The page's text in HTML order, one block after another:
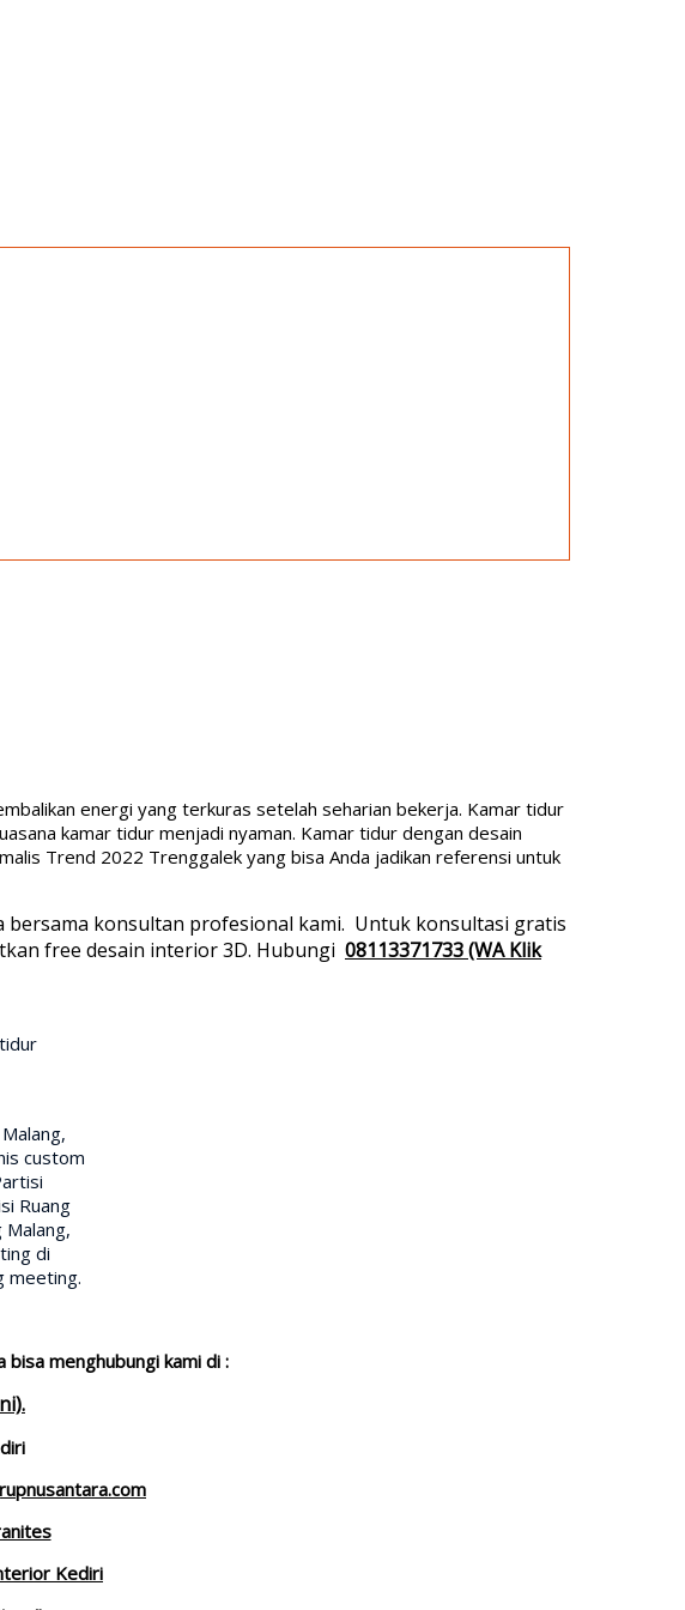
energi yang terkuras setelah seharian bekerja. Kamar tidur
kamar tidur menjadi nyaman. Kamar tidur dengan desain
Trend 2022 Trenggalek yang bisa Anda jadikan referensi untuk
konsultan profesional kami. Untuk konsultasi gratis
free desain interior 3D. Hubungi 08113371733 (WA Klik
custom
Ruang
di
meeting.
menghubungi kami di :
Kediri